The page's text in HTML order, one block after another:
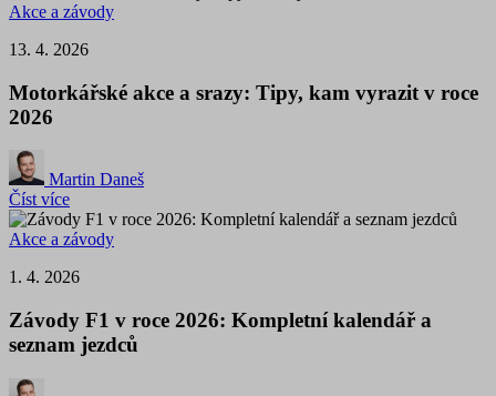
Akce a závody
13. 4. 2026
Motorkářské akce a srazy: Tipy, kam vyrazit v roce
2026
Martin Daneš
Číst více
Akce a závody
1. 4. 2026
Závody F1 v roce 2026: Kompletní kalendář a
seznam jezdců